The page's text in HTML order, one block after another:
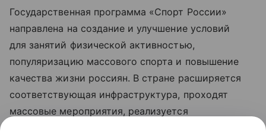
Государственная программа «Спорт России»
направлена на создание и улучшение условий
для занятий физической активностью,
популяризацию массового спорта и повышение
качества жизни россиян. В стране расширяется
соответствующая инфраструктура, проходят
массовые мероприятия, реализуется